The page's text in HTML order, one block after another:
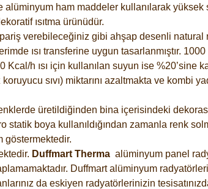
ham maddeler kullanılarak
ısıtma ürünüdür.
verebileceğiniz gibi ahşap desenli natural
ısı transferine uygun tasarlanmıştır.
h ısı için kullanılan suyun ise %20’sine
koruyucu sıvı) miktarını azaltmakta ve
üretildiğinden bina içerisindeki
statik boya kullanıldığından zamanla renk
göstermektedir.
Duffmart Therma alüminyum panel
Duffmart alüminyum
da eskiyen radyatörlerinizin